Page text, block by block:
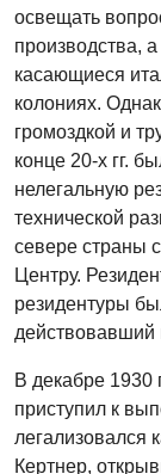
освещать
производства,
касающиеся
колониях.
громоздкой и
конце 20-х гг.
нелегальную
технической
севере страны
Центру.
резидентуры
В декабре 1930
приступил к
легализовался
Кертнер,